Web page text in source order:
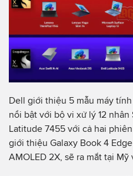
Dell giới thiệu 5 mẫu máy
nổi bật với bộ vi xử lý 12 nhân
Latitude 7455 với cả hai
giới thiệu Galaxy Book 4
AMOLED 2X, sẽ ra mắt tại Mỹ